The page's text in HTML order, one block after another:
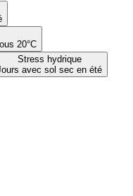
20°C
Stress hydrique
avec sol sec en été